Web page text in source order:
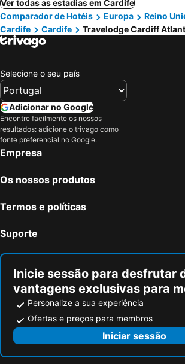
Ver todas as estadias em Cardife
Comparador de Hotéis
Europa Reino
Cardife
Cardife Travelodge Cardiff
Selecione o seu país
Adicionar no Google
Encontre facilmente os nossos
resultados: adicione o trivago como
fonte preferencial no Google.
Empresa
Os nossos produtos
Termos e políticas
Suporte
Inicie sessão para desfrutar
vantagens exclusivas para
Personalize a sua experiência
Ofertas e preços para membros
Iniciar sessão